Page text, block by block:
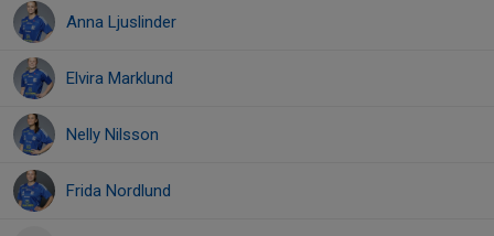
Anna Ljuslinder
Elvira Marklund
Nelly Nilsson
Frida Nordlund